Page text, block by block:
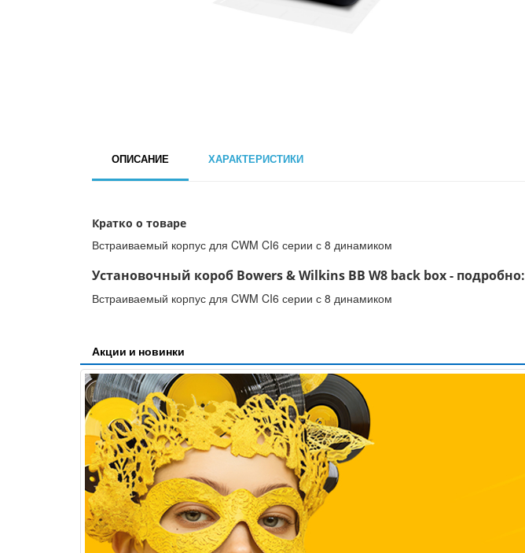
ОПИСАНИЕ ХАРАКТЕРИСТИКИ
Кратко о товаре
Встраиваемый корпус для CWM CI6 серии с 8 динамиком
Установочный короб Bowers & Wilkins BB W8 back box - подробно:
Встраиваемый корпус для CWM CI6 серии с 8 динамиком
Акции и новинки